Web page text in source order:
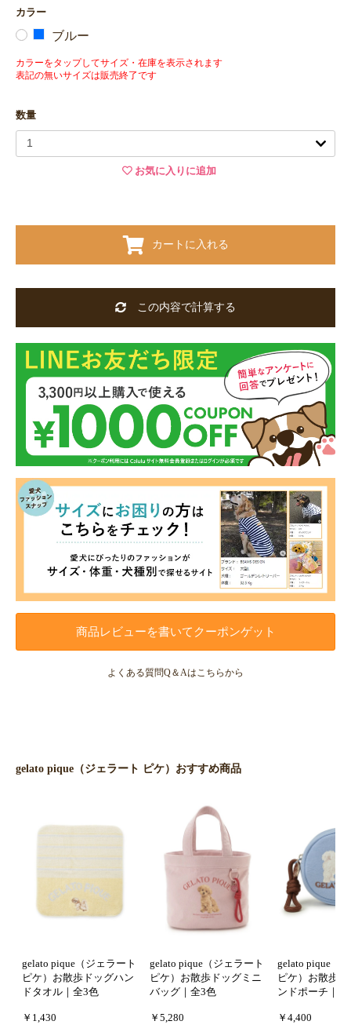
カラー
ブルー
カラーをタップしてサイズ・在庫を表示されます
表記の無いサイズは販売終了です
数量
お気に入りに追加
カートに入れる
この内容で計算する
商品レビューを書いてクーポンゲット
よくある質問Q＆Aはこちらから
gelato pique（ジェラート ピケ）おすすめ商品
gelato pique（ジェラート
ピケ）お散歩ドッグハン
ドタオル｜全3色
￥1,430
gelato pique（ジェラート
ピケ）お散歩ドッグミニ
バッグ｜全3色
￥5,280
gelato pique（
ピケ）お散歩
ンドポーチ｜全
￥4,400